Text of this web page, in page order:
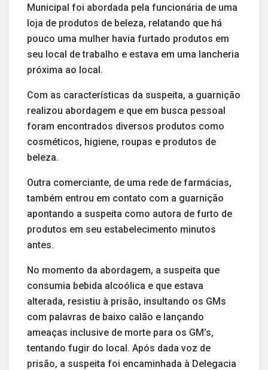
Municipal foi abordada pela funcionária de uma
loja de produtos de beleza, relatando que há
pouco uma mulher havia furtado produtos em
seu local de trabalho e estava em uma lancheria
próxima ao local.
Com as características da suspeita, a guarnição
realizou abordagem e que em busca pessoal
foram encontrados diversos produtos como
cosméticos, higiene, roupas e produtos de
beleza.
Outra comerciante, de uma rede de farmácias,
também entrou em contato com a guarnição
apontando a suspeita como autora de furto de
produtos em seu estabelecimento minutos
antes.
No momento da abordagem, a suspeita que
consumia bebida alcoólica e que estava
alterada, resistiu à prisão, insultando os GMs
com palavras de baixo calão e lançando
ameaças inclusive de morte para os GM’s,
tentando fugir do local. Após dada voz de
prisão, a suspeita foi encaminhada à Delegacia